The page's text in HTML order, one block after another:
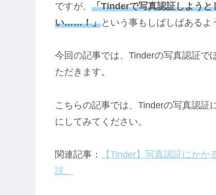
ですが、 「Tinderで写真認証しようと
い……！」という事もしばしばあるよ
今回の記事では、Tinderの写真認証で
ただきます。
こちらの記事では、Tinderの写真認
にしてみてください。
関連記事：
【Tinder】写真認証にか
説。